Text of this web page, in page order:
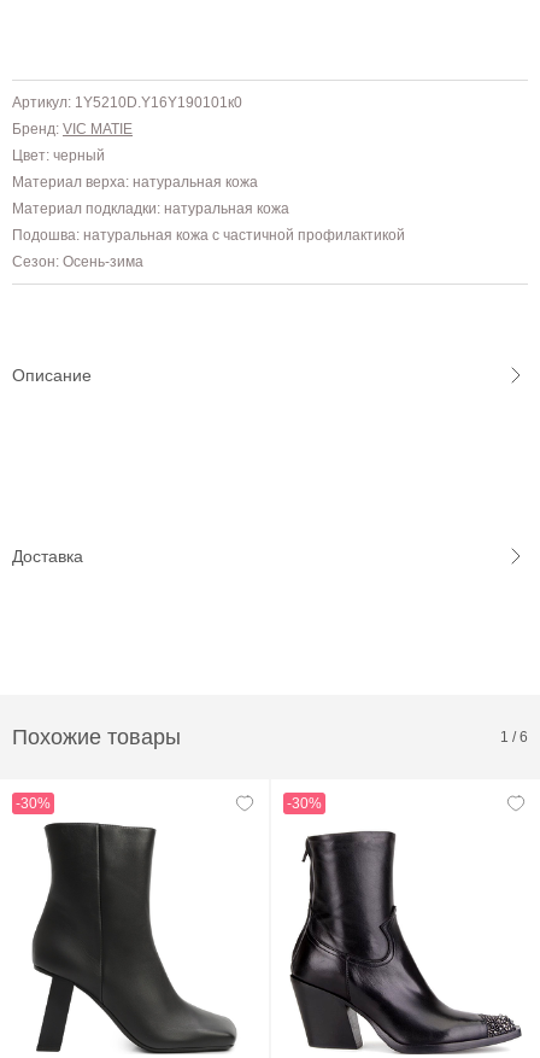
Артикул: 1Y5210D.Y16Y190101к0
Бренд: VIC MATIE
Цвет: черный
Материал верха: натуральная кожа
Материал подкладки: натуральная кожа
Подошва: натуральная кожа с частичной профилактикой
Сезон: Осень-зима
Описание
Доставка
Похожие товары 1 /6
-30% -30%